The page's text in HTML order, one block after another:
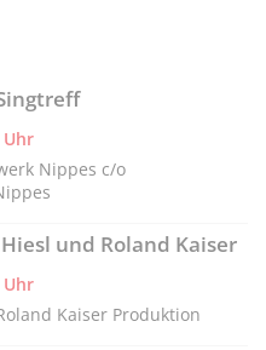
Uhr
Nippes c/o
Hiesl und Roland Kaiser
Uhr
Kaiser Produktion